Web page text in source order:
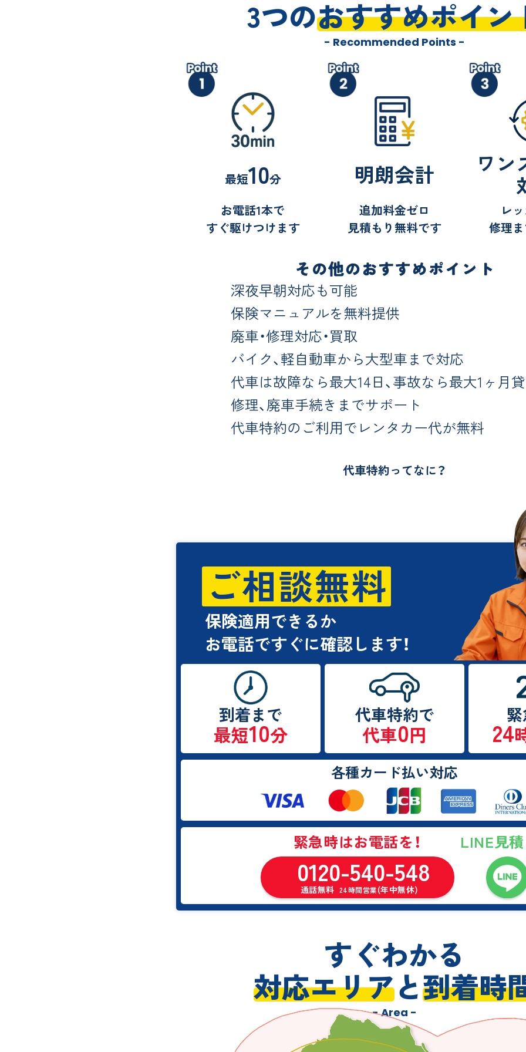
3つのおすすめポイン
- Recommended Points -
最短10分
お電話1本で
すぐ駆けつけます
明朗会計
追加料金ゼロ
見積もり無料です
ワン
レ
修理
深夜早朝対応も可能
保険マニュアルを無料提供
廃車・修理対応・買取
バイク、軽自動車から大型車まで対応
代車は故障なら最大14日、事故なら最大1ヶ月
修理、廃車手続きまでサポート
代車特約のご利用でレンタカー代が無料
代車特約ってなに？
ご相談無料
保険適用できるか
お電話ですぐに確認します！
到着まで
最短10分
代車特約で
代車0円 24
各種カード払い対応
緊急時はお電話を！
0120-540-548
通話無料 24時間営業(年中無休)
LINE見
すぐわかる
対応エリアと到着時
- Area -